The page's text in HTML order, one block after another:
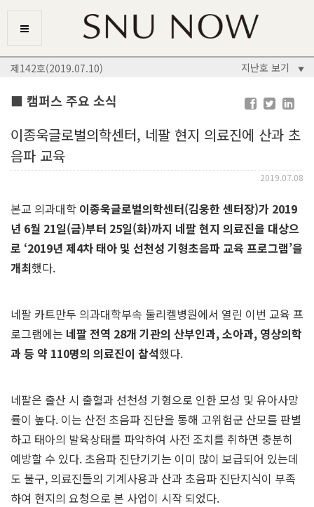
제142호(2019.07.10) 지난호 보기 ▼
■ 캠퍼스 주요 소식
이종욱글로벌의학센터, 네팔 현지 의료진에 산과 초
음파 교육
2019.07.08
본교 의과대학 이종욱글로벌의학센터(김웅한 센터장)가 2019
년 6월 21일(금)부터 25일(화)까지 네팔 현지 의료진을 대상으
로 ‘2019년 제4차 태아 및 선천성 기형초음파 교육 프로그램’을
개최했다.
네팔 카트만두 의과대학부속 둘리켈병원에서 열린 이번 교육 프
로그램에는 네팔 전역 28개 기관의 산부인과,소아과, 영상의학
과 등 약 110명의 의료진이 참석했다.
네팔은 출산 시 출혈과 선천성 기형으로 인한 모성 및 유아사망
률이 높다. 이는 산전 초음파 진단을 통해 고위험군 산모를 판별
하고 태아의 발육상태를 파악하여 사전 조치를 취하면 충분히
예방할 수 있다. 초음파 진단기기는 이미 많이 보급되어 있는데
도 불구, 의료진들의 기계사용과 산과 초음파 진단지식이 부족
하여 현지의 요청으로 본 사업이 시작 되었다.